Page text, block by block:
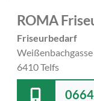
ROMA
Friseurbedarf
6410 Telfs